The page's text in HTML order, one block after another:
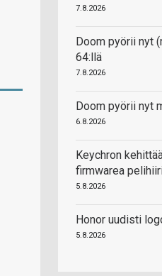
7.8.2026
Doom pyörii nyt
64:llä
7.8.2026
Doom pyörii nyt
6.8.2026
Keychron
firmwarea
5.8.2026
Honor uudisti
5.8.2026